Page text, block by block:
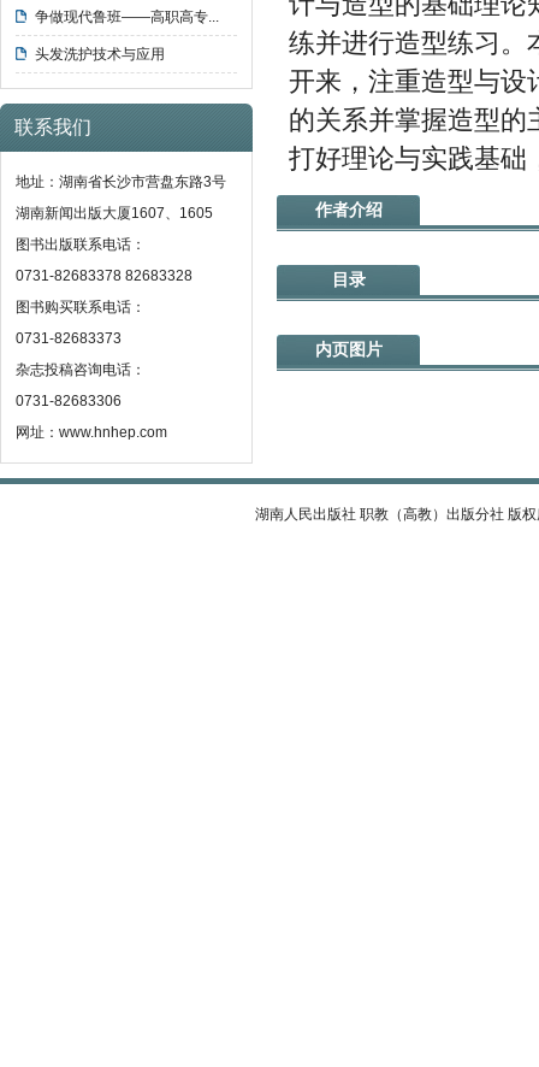
争做现代鲁班——高职高专...
头发洗护技术与应用
联系我们
地址：湖南省长沙市营盘东路3号
湖南新闻出版大厦1607、1605
图书出版联系电话：
0731-82683378 82683328
图书购买联系电话：
0731-82683373
杂志投稿咨询电话：
0731-82683306
网址：www.hnhep.com
练并进行造型练习。
开来，注重造型与设
的关系并掌握造型的
打好理论与实践基础
作者介绍
目录
内页图片
湖南人民出版社 职教（高教）出版分社 版